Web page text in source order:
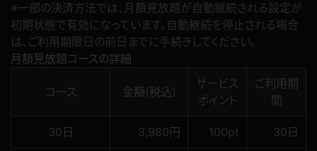
※一部の決済方法では、月額見放題が自動継続される設定が
初期状態で有効になっています。自動継続を停止される場合
は、ご利用期限日の前日までに手続きしてください。
月額見放題コースの詳細
コース 金額(税込)
サービス
ポイント
ご利用期
間
30日 3,980円 100pt 30日